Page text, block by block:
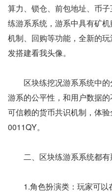
算力、锁仓、前包地址、币
练游系系统，游系中具有矿
机制、回购等功能，全新的
发搭建看我头像。
区块练挖况游系系统中的
游系的公平性，和用户数据
可信赖的货币共识机制，体
0011QY。
二、区块练游系系统都有
1.角色扮演类：玩家可以